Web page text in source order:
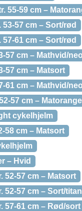
55-59 cm –
57 cm – Sort/rød
61 cm – Sort/rød
57 cm – Mathvid/
57 cm – Matsort
61 cm – Mathvid/
57 cm – Matorange
cykelhjelm
58 cm – Matsort
– Hvid
52-57 cm – Matsort
52-57 cm – Sort/
57-61 cm – Rød/sort